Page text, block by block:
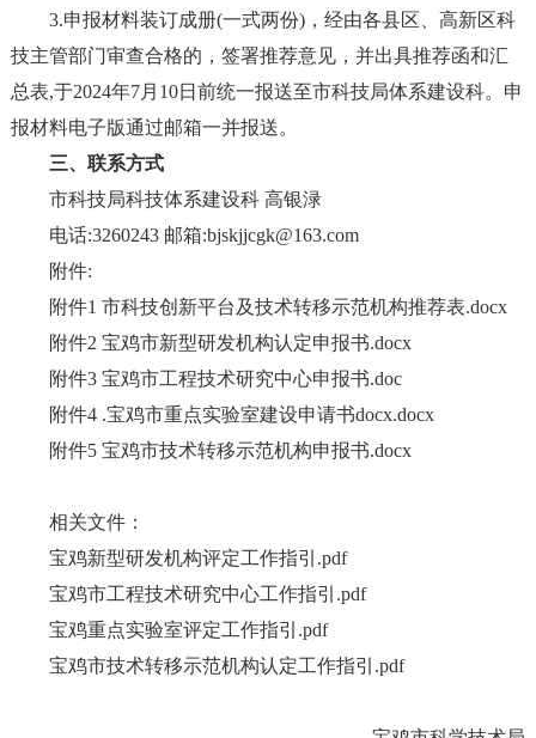
3.申报材料装订成册(一式两份)，经由各县区、高新区科
技主管部门审查合格的，签署推荐意见，并出具推荐函和汇
总表,于2024年7月10日前统一报送至市科技局体系建设科。申
报材料电子版通过邮箱一并报送。
三、联系方式
市科技局科技体系建设科 高银渌
电话:3260243 邮箱:bjskjjcgk@163.com
附件:
附件1 市科技创新平台及技术转移示范机构推荐表.docx
附件2 宝鸡市新型研发机构认定申报书.docx
附件3 宝鸡市工程技术研究中心申报书.doc
附件4 .宝鸡市重点实验室建设申请书docx.docx
附件5 宝鸡市技术转移示范机构申报书.docx
相关文件：
宝鸡新型研发机构评定工作指引.pdf
宝鸡市工程技术研究中心工作指引.pdf
宝鸡重点实验室评定工作指引.pdf
宝鸡市技术转移示范机构认定工作指引.pdf